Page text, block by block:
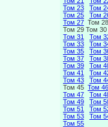
Том 23
Том
Том 25
Том
Том 27 Том 28
Том 29 Том 30
Том 31
Том
Том 33
Том
Том 35
Том
Том 37
Том
Том 39
Том
Том 41
Том
Том 43
Том
Том 45 Том 46
Том 47
Том
Том 49
Том
Том 51
Том
Том 53
Том
Том 55